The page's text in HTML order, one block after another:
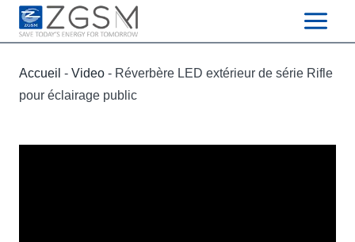
Skip
Accueil - Video - Réverbère LED extérieur de série Rifle
pour éclairage public